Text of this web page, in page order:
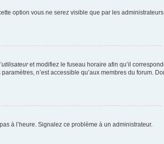
option vous ne serez visible que par les
et modifiez le fuseau horaire afin qu’il
n’est accessible qu’aux membres du forum.
à l’heure. Signalez ce problème à un administrateur.